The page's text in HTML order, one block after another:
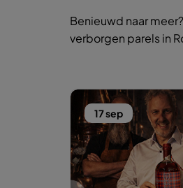
Benieuwd naar
verborgen parels in
17 sep